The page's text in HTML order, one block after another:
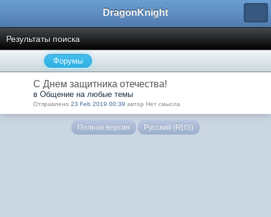
DragonKnight
Результаты поиска
Форумы
С Днем защитника отечества!
в Общение на любые темы
Отправлено 23 Feb 2019 00:39 автор Нет смысла
Полная версия Русский (RUS)